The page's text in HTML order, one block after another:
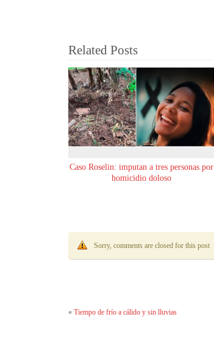
Related Posts
Caso Roselin: imputan a tres personas por
homicidio doloso
Sorry, comments are closed for this post
« Tiempo de frío a cálido y sin lluvias